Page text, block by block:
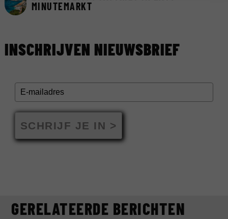
MINUTEMARKT
INSCHRIJVEN NIEUWSBRIEF
SCHRIJF JE IN >
GERELATEERDE BERICHTEN